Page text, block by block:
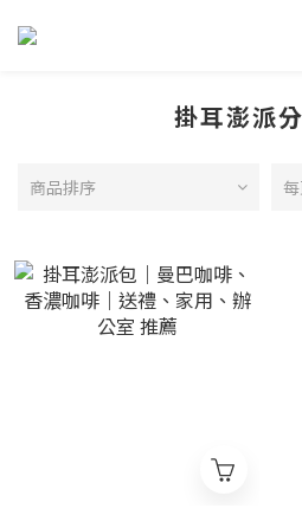
掛耳澎派
商品排序